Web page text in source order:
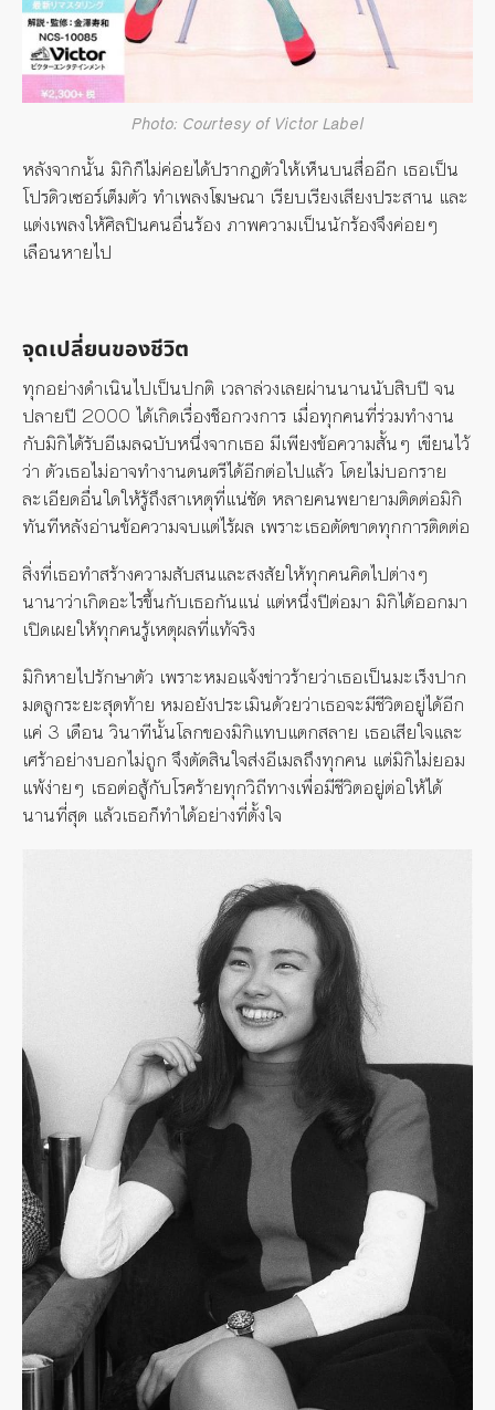
Photo: Courtesy of Victor Label
หลังจากนั้น มิกิก็ไม่ค่อยได้ปรากฏตัวให้เห็นบนสื่ออีก เธอเป็น
โปรดิวเซอร์เต็มตัว ทำเพลงโฆษณา เรียบเรียงเสียงประสาน และ
แต่งเพลงให้ศิลปินคนอื่นร้อง ภาพความเป็นนักร้องจึงค่อยๆ
เลือนหายไป
จุดเปลี่ยนของชีวิต
ทุกอย่างดำเนินไปเป็นปกติ เวลาล่วงเลยผ่านนานนับสิบปี จน
ปลายปี 2000 ได้เกิดเรื่องช็อกวงการ เมื่อทุกคนที่ร่วมทำงาน
กับมิกิได้รับอีเมลฉบับหนึ่งจากเธอ มีเพียงข้อความสั้นๆ เขียนไว้
ว่า ตัวเธอไม่อาจทำงานดนตรีได้อีกต่อไปแล้ว โดยไม่บอกราย
ละเอียดอื่นใดให้รู้ถึงสาเหตุที่แน่ชัด หลายคนพยายามติดต่อมิกิ
ทันทีหลังอ่านข้อความจบแต่ไร้ผล เพราะเธอตัดขาดทุกการติดต่อ
สิ่งที่เธอทำสร้างความสับสนและสงสัยให้ทุกคนคิดไปต่างๆ
นานาว่าเกิดอะไรขึ้นกับเธอกันแน่ แต่หนึ่งปีต่อมา มิกิได้ออกมา
เปิดเผยให้ทุกคนรู้เหตุผลที่แท้จริง
มิกิหายไปรักษาตัว เพราะหมอแจ้งข่าวร้ายว่าเธอเป็นมะเร็งปาก
มดลูกระยะสุดท้าย หมอยังประเมินด้วยว่าเธอจะมีชีวิตอยู่ได้อีก
แค่ 3 เดือน วินาทีนั้นโลกของมิกิแทบแตกสลาย เธอเสียใจและ
เศร้าอย่างบอกไม่ถูก จึงตัดสินใจส่งอีเมลถึงทุกคน แต่มิกิไม่ยอม
แพ้ง่ายๆ เธอต่อสู้กับโรคร้ายทุกวิถีทางเพื่อมีชีวิตอยู่ต่อให้ได้
นานที่สุด แล้วเธอก็ทำได้อย่างที่ตั้งใจ